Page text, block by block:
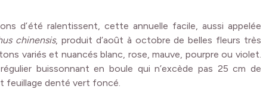
d’été ralentissent, cette annuelle facile, aussi appelée
chinensis, produit d’août à octobre de belles fleurs très
variés et nuancés blanc, rose, mauve, pourpre ou violet.
buissonnant en boule qui n’excède pas 25 cm de
feuillage denté vert foncé.